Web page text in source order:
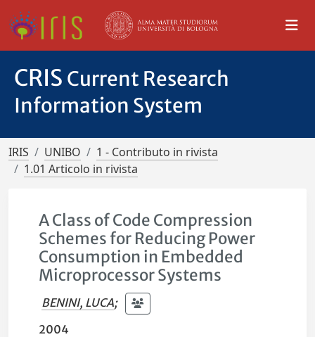
CRIS Current Research
Information System
IRIS UNIBO
1 - Contributo in rivista
1.01 Articolo in rivista
A Class of Code Compression
Schemes for Reducing Power
Consumption in Embedded
Microprocessor Systems
BENINI, LUCA;
2004